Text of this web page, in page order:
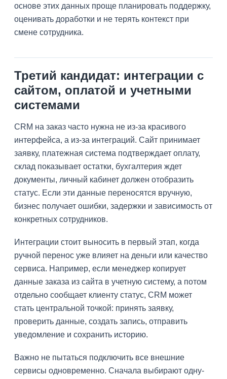
основе этих данных проще планировать поддержку,
оценивать доработки и не терять контекст при
смене сотрудника.
Третий кандидат: интеграции с
сайтом, оплатой и учетными
системами
CRM на заказ часто нужна не из-за красивого
интерфейса, а из-за интеграций. Сайт принимает
заявку, платежная система подтверждает оплату,
склад показывает остатки, бухгалтерия ждет
документы, личный кабинет должен отобразить
статус. Если эти данные переносятся вручную,
бизнес получает ошибки, задержки и зависимость от
конкретных сотрудников.
Интеграции стоит выносить в первый этап, когда
ручной перенос уже влияет на деньги или качество
сервиса. Например, если менеджер копирует
данные заказа из сайта в учетную систему, а потом
отдельно сообщает клиенту статус, CRM может
стать центральной точкой: принять заявку,
проверить данные, создать запись, отправить
уведомление и сохранить историю.
Важно не пытаться подключить все внешние
сервисы одновременно. Сначала выбирают одну-